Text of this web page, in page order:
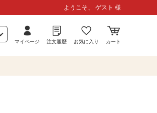
ようこそ、 ゲスト 様
マイページ 注文履歴 お気に入り カート